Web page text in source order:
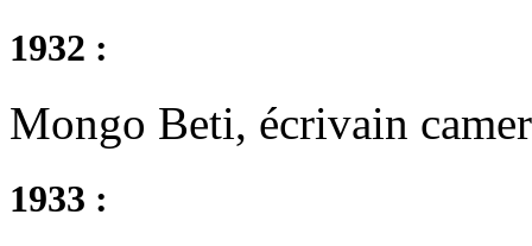
1932 :
Mongo Beti, écrivain
1933 :